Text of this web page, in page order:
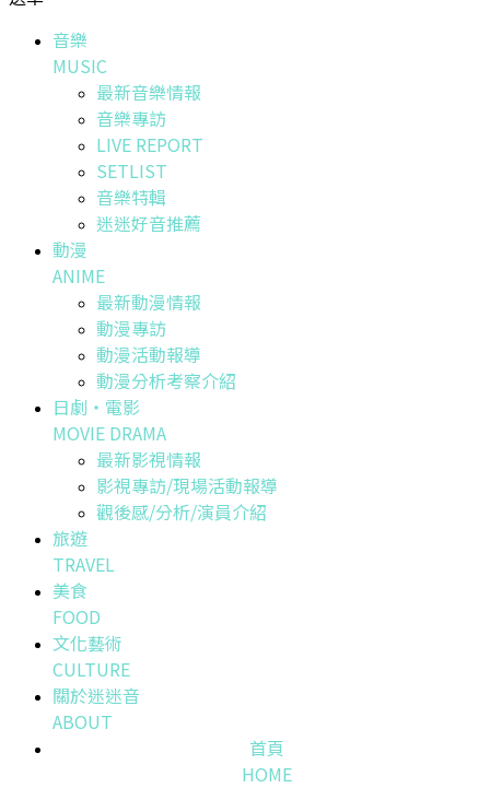
音樂
MUSIC
最新音樂情報
音樂專訪
LIVE REPORT
SETLIST
音樂特輯
迷迷好音推薦
動漫
ANIME
最新動漫情報
動漫專訪
動漫活動報導
動漫分析考察介紹
日劇・電影
MOVIE DRAMA
最新影視情報
影視專訪/現場活動報導
觀後感/分析/演員介紹
旅遊
TRAVEL
美食
FOOD
文化藝術
CULTURE
關於迷迷音
ABOUT
首頁
HOME